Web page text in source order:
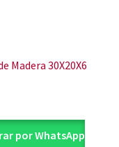
Madera 30X20X6
por WhatsApp